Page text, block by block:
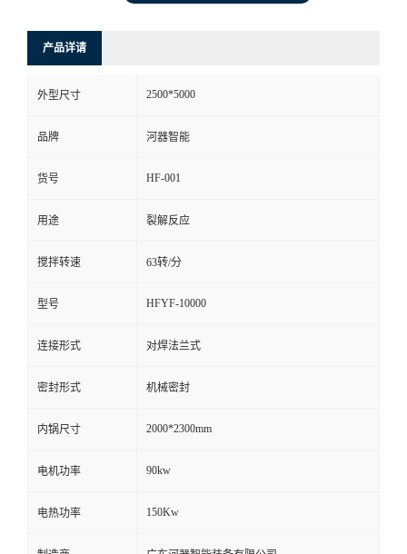
在
产品详请
外型尺寸 2500*5000
品牌 河器智能
货号 HF-001
用途 裂解反应
搅拌转速 63转/分
型号 HFYF-10000
连接形式 对焊法兰式
密封形式 机械密封
内锅尺寸 2000*2300mm
电机功率 90kw
电热功率 150Kw